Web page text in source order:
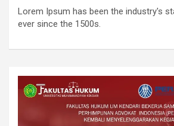
Lorem Ipsum has been the industry's
ever since the 1500s.